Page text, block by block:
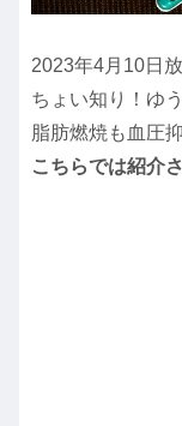
2023年4月10日
ちょい知り！ゆ
脂肪燃焼も血圧
こちらでは紹介